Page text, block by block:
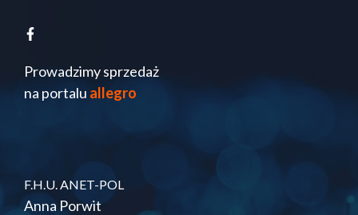
Prowadzimy sprzedaż
na portalu allegro
F.H.U. ANET-POL
Anna Porwit